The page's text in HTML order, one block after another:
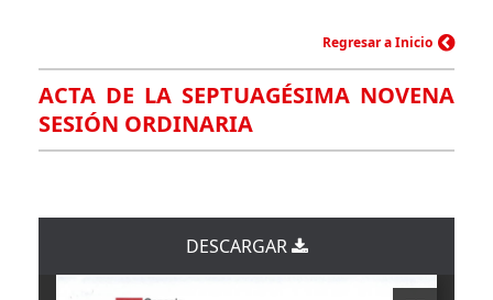
Regresar a Inicio
ACTA DE LA SEPTUAGÉSIMA NOVENA
SESIÓN ORDINARIA
DESCARGAR